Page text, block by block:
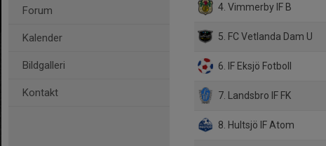
Forum
Kalender
Bildgalleri
Kontakt
4. Vimmerby IF B
5. FC Vetlanda Dam U
6. IF Eksjö Fotboll
7. Landsbro IF FK
8. Hultsjö IF Atom